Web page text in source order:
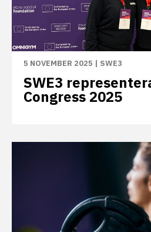
5 NOVEMBER 2025 | SWE3
SWE3
Congress 2025